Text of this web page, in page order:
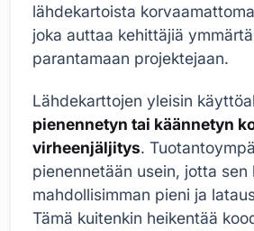
lähdekartoista
joka auttaa kehittäjiä
parantamaan projektejaan.
Lähdekarttojen yleisin
pienennetyn tai käännetyn
virheenjäljitys.
pienennetään usein, jotta sen
mahdollisimman pieni ja
Tämä kuitenkin heikentää